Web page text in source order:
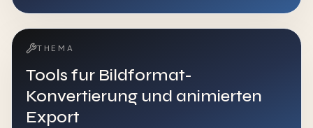
THEMA
Tools fur Bildformat-
Konvertierung und animierten
Export